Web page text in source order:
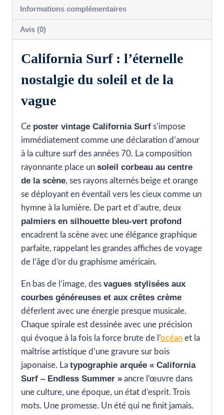
Endless
Summer
Informations complémentaires
Avis (0)
California Surf : l’éternelle
nostalgie du soleil et de la
vague
Ce poster vintage California Surf s’impose
immédiatement comme une déclaration d’amour
à la culture surf des années 70. La composition
rayonnante place un soleil corbeau au centre
de la scène, ses rayons alternés beige et orange
se déployant en éventail vers les cieux comme un
hymne à la lumière. De part et d’autre, deux
palmiers en silhouette bleu-vert profond
encadrent la scène avec une élégance graphique
parfaite, rappelant les grandes affiches de voyage
de l’âge d’or du graphisme américain.
En bas de l’image, des vagues stylisées aux
courbes généreuses et aux crêtes crème
déferlent avec une énergie presque musicale.
Chaque spirale est dessinée avec une précision
qui évoque à la fois la force brute de l’océan et la
maîtrise artistique d’une gravure sur bois
japonaise. La typographie arquée « California
Surf – Endless Summer » ancre l’œuvre dans
une culture, une époque, un état d’esprit. Trois
mots. Une promesse. Un été qui ne finit jamais.